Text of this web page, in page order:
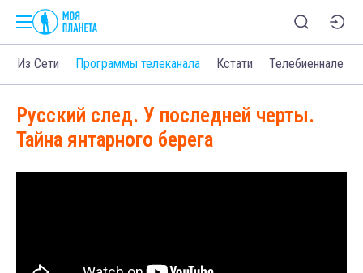
Из Сети Программы телеканала Кстати Телебиеннале
Русский след. У последней черты.
Тайна янтарного берега